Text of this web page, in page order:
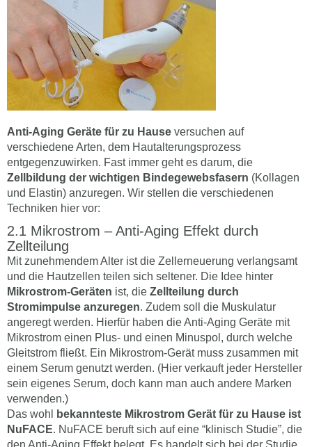
Anti-Aging Geräte für zu Hause versuchen auf
verschiedene Arten, dem Hautalterungsprozess
entgegenzuwirken. Fast immer geht es darum, die
Zellbildung der wichtigen Bindegewebsfasern (Kollagen
und Elastin) anzuregen. Wir stellen die verschiedenen
Techniken hier vor:
Mikrostrom – Anti-Aging Effekt durch
Zellteilung
Mit zunehmendem Alter ist die Zellerneuerung verlangsamt
und die Hautzellen teilen sich seltener. Die Idee hinter
Mikrostrom-Geräten ist, die Zellteilung durch
Stromimpulse anzuregen. Zudem soll die Muskulatur
angeregt werden. Hierfür haben die Anti-Aging Geräte mit
Mikrostrom einen Plus- und einen Minuspol, durch welche
Gleitstrom fließt. Ein Mikrostrom-Gerät muss zusammen mit
einem Serum genutzt werden. (Hier verkauft jeder Hersteller
sein eigenes Serum, doch kann man auch andere Marken
verwenden.)
Das wohl
bekannteste Mikrostrom Gerät für zu Hause ist
NuFACE. NuFACE beruft sich auf eine “klinisch Studie”, die
den Anti-Aging Effekt belegt. Es handelt sich bei der Studie